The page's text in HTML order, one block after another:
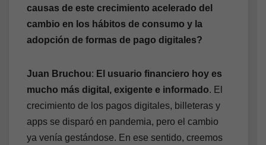
causas de este crecimiento acelerado del
cambio en los hábitos de consumo y la
adopción de formas de pago digitales?
Juan Bruchou: El usuario financiero hoy es
mucho más digital, exigente e informado. El
crecimiento de los pagos digitales, billeteras y
apps se disparó en pandemia, pero el cambio
ya venía gestándose. En ese sentido, creemos